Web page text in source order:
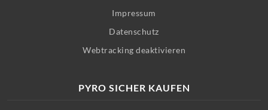
Impressum
Datenschutz
Webtracking deaktivieren
PYRO SICHER KAUFEN